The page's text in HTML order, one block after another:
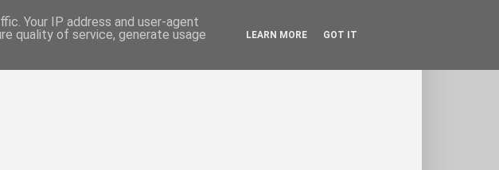
Your IP address and user-agent
quality of service, generate usage
LEARN MORE GOT IT